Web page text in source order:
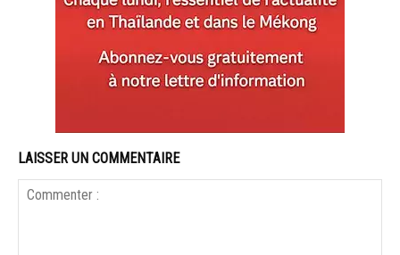
LAISSER UN COMMENTAIRE